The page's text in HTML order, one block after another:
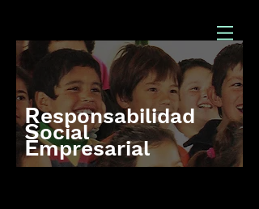
Responsabilidad
Social
Empresarial